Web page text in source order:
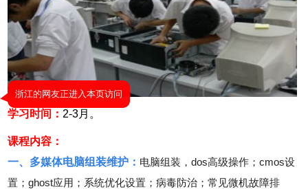
学习时间： 2-3月。
课程内容：
一、多媒体电脑组装维护： 电脑组装，dos高级操作；cmos设
置；ghost应用；系统优化设置；病毒防治；常见微机故障排